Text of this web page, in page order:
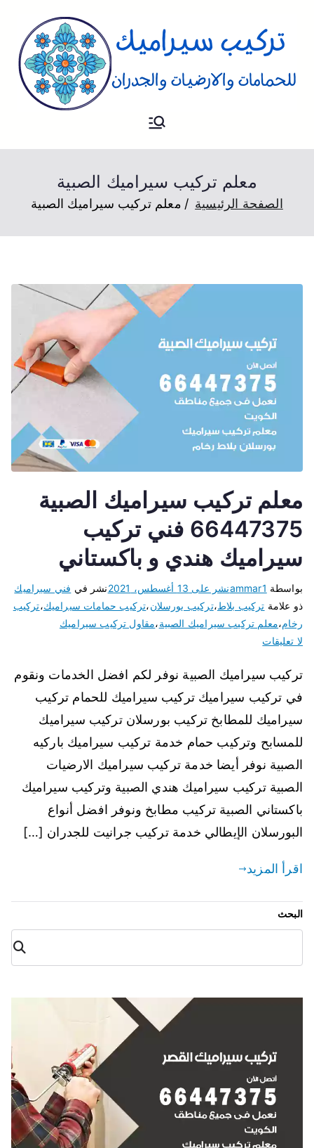
سيراميك
فني تركيب سيراميك للارضيات و
معلم تركيب سيراميك الصبية
الصفحة الرئيسية معلم تركيب سيراميك الصبية
معلم تركيب سيراميك الصبية
66447375 فني تركيب
سيراميك هندي و باكستاني
بواسطة ammar1نشر على 13 أغسطس، 2021 نشر في فني سيراميك
ذو علامة تركيب بلاط،تركيب بورسلان،تركيب حمامات سيراميك،تركيب
رخام،معلم تركيب سيراميك الصبية،مقاول تركيب سيراميك
لا تعليقات
تركيب سيراميك الصبية نوفر لكم افضل الخدمات ونقوم
في تركيب سيراميك تركيب سيراميك للحمام تركيب
سيراميك للمطابخ تركيب بورسلان تركيب سيراميك
للمسابح وتركيب حمام خدمة تركيب سيراميك باركيه
الصبية نوفر أيضا خدمة تركيب سيراميك الارضيات
الصبية تركيب سيراميك هندي الصبية وتركيب سيراميك
باكستاني الصبية تركيب مطابخ ونوفر افضل أنواع
البورسلان الإيطالي خدمة تركيب جرانيت للجدران […]
اقرأ المزيد
البحث
البح
ث